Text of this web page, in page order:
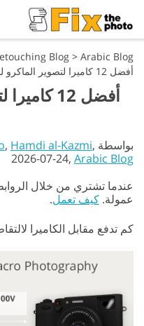
Blog > Arabic Blog
أفضل 12 كاميرا لتصوير الماكرو للاستثمار في 2026
أفضل 12
بواسطة , Hamdi al-Kazmi,
2026-07-24, Arabic Blog
عندما تشتري من خلال
عمولة. كيف تعمل.
كم تدفع مقابل الكاميرا